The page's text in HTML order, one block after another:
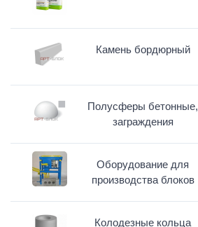
Камень бордюрный
Полусферы бетонные,
заграждения
Оборудование для
производства блоков
Колодезные кольца